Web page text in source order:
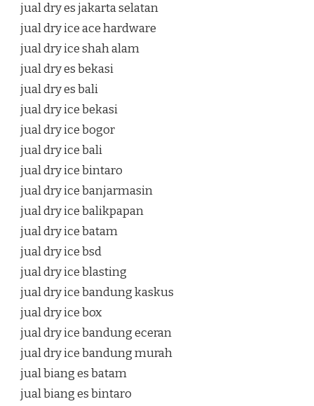
jual dry es jakarta selatan
jual dry ice ace hardware
jual dry ice shah alam
jual dry es bekasi
jual dry es bali
jual dry ice bekasi
jual dry ice bogor
jual dry ice bali
jual dry ice bintaro
jual dry ice banjarmasin
jual dry ice balikpapan
jual dry ice batam
jual dry ice bsd
jual dry ice blasting
jual dry ice bandung kaskus
jual dry ice box
jual dry ice bandung eceran
jual dry ice bandung murah
jual biang es batam
jual biang es bintaro